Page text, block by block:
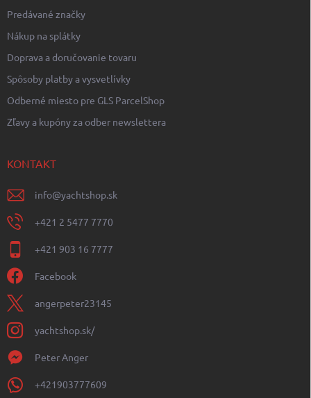
Predávané značky
Nákup na splátky
Doprava a doručovanie tovaru
Spôsoby platby a vysvetlívky
Odberné miesto pre GLS ParcelShop
Zľavy a kupóny za odber newslettera
KONTAKT
info@yachtshop.sk
+421 2 5477 7770
+421 903 16 7777
Facebook
angerpeter23145
yachtshop.sk/
Peter Anger
+421903777609